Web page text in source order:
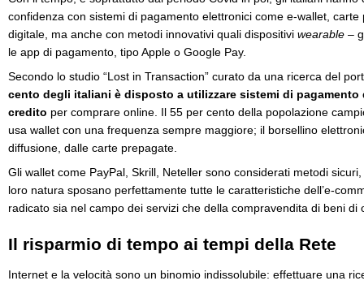
confidenza con sistemi di pagamento elettronici come e-wallet,
digitale, ma anche con metodi innovativi quali dispositivi wearable –
le app di pagamento, tipo Apple o Google Pay.
Secondo lo studio “Lost in Transaction” curato da una ricerca del
cento degli italiani è disposto a utilizzare sistemi di
credito per comprare online. Il 55 per cento della popolazione
usa wallet con una frequenza sempre maggiore; il borsellino
diffusione, dalle carte prepagate.
Gli wallet come PayPal, Skrill, Neteller sono considerati metodi
loro natura sposano perfettamente tutte le caratteristiche dell’e-
radicato sia nel campo dei servizi che della compravendita di beni
Il risparmio di tempo ai tempi della Rete
Internet e la velocità sono un binomio indissolubile: effettuare una